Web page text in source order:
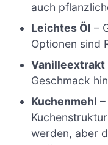
auch
Leichtes Öl –
Optionen sind
Vanilleextrakt
Geschmack
Kuchenmehl
werden, aber